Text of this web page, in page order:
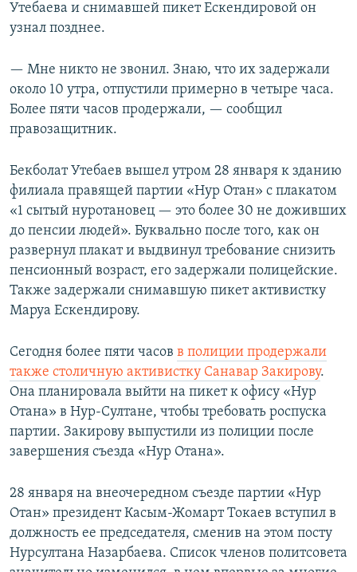
Утебаева и снимавшей пикет Ескендировой он
узнал позднее.
— Мне никто не звонил. Знаю, что их задержали
около 10 утра, отпустили примерно в четыре часа.
Более пяти часов продержали, — сообщил
правозащитник.
Бекболат Утебаев вышел утром 28 января к зданию
филиала правящей партии «Нур Отан» с плакатом
«1 сытый нуротановец — это более 30 не доживших
до пенсии людей». Буквально после того, как он
развернул плакат и выдвинул требование снизить
пенсионный возраст, его задержали полицейские.
Также задержали снимавшую пикет активистку
Маруа Ескендирову.
Сегодня более пяти часов в полиции продержали
также столичную активистку Санавар Закирову.
Она планировала выйти на пикет к офису «Нур
Отана» в Нур-Султане, чтобы требовать роспуска
партии. Закирову выпустили из полиции после
завершения съезда «Нур Отана».
28 января на внеочередном съезде партии «Нур
Отан» президент Касым-Жомарт Токаев вступил в
должность ее председателя, сменив на этом посту
Нурсултана Назарбаева. Список членов политсовета